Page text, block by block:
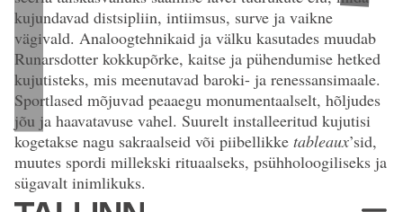
Sofia Runarsdotter „Girl with the Missile Ball“ (2022). 90 × 70 cm.
Analoogfotograafia. Tiraaž: 3/5 + 2 AP.
kujundavad distsipliin, intiimsus, surve ja vaikne
vägivald. Analoogtehnikaid ja välku kasutades muudab
Runarsdotter kokkupõrke, kaitse ja pühendumise hetked
kujutisteks, mis meenutavad baroki- ja renessansimaale.
Sportlased mõjuvad peaaegu monumentaalselt, hõljudes
jõu ja haavatavuse vahel. Suurelt installeeritud kujutisi
kogetakse nagu sakraalseid või piibellikke tableaux’sid,
muutes spordi millekski rituaalseks, psühholoogiliseks ja
sügavalt inimlikuks.